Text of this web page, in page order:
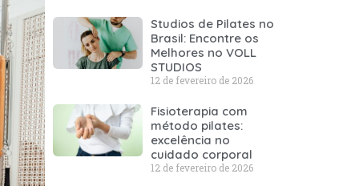
Studios de Pilates no
Brasil: Encontre os
Melhores no VOLL
STUDIOS
12 de fevereiro de 2026
Fisioterapia com
método pilates:
excelência no
cuidado corporal
12 de fevereiro de 2026